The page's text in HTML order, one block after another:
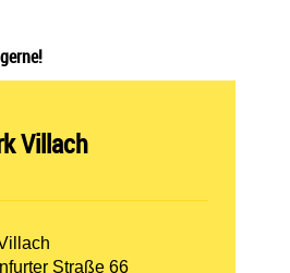
Villach
Ort:
Straße 66